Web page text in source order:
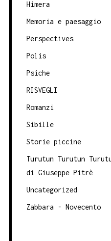
Himera
Memoria e paesaggio
Perspectives
Polis
Psiche
RISVEGLI
Romanzi
Sibille
Storie piccine
Turutun Turutun
di Giuseppe Pitrè
Uncategorized
Zabbara - Novecento